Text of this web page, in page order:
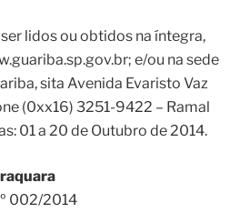
lidos ou obtidos na íntegra,
e/ou na sede
sita Avenida Evaristo Vaz
(0xx16) 3251-9422 – Ramal
01 a 20 de Outubro de 2014.
002/2014